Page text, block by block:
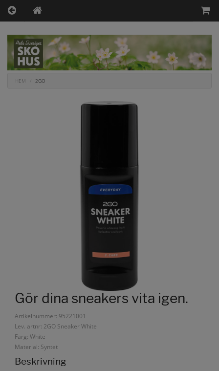
HEM 2GO
Gör dina sneakers vita igen.
Artikelnummer: 95221001
Lev. artnr: 2GO Sneaker White
Färg: White
Material: Syntet
Beskrivning